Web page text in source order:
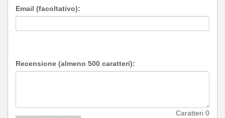
Email (facoltativo):
Recensione (almeno 500 caratteri):
Caratteri 0